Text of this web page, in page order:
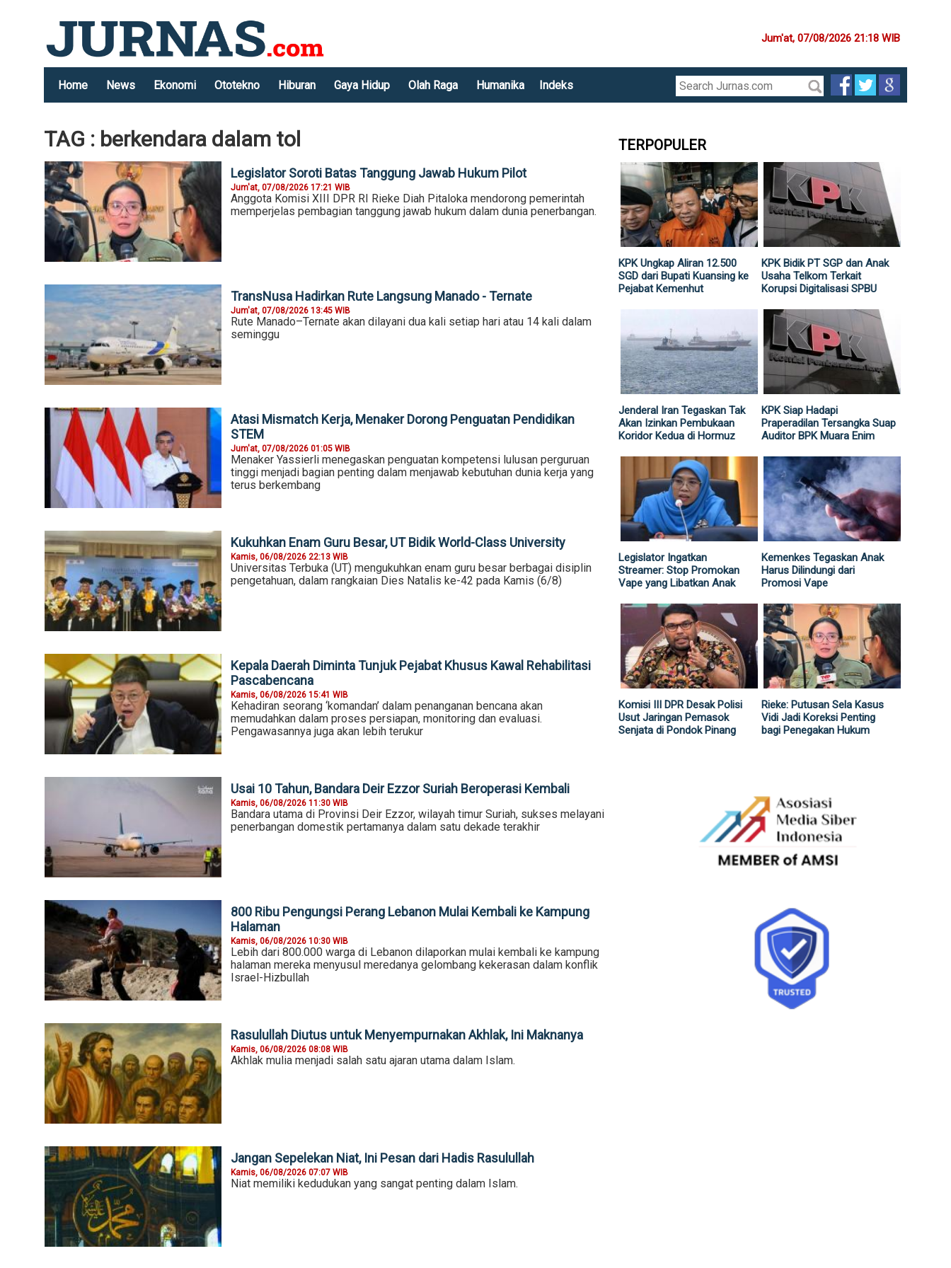
Jum'at, 07/08/2026 21:18 WIB
Home News Ekonomi Ototekno Hiburan Gaya Hidup Olah Raga Humanika Indeks
TAG : berkendara dalam tol
Legislator Soroti Batas Tanggung Jawab Hukum Pilot
Jum'at, 07/08/2026 17:21 WIB
Anggota Komisi XIII DPR RI Rieke Diah Pitaloka mendorong pemerintah
memperjelas pembagian tanggung jawab hukum dalam dunia penerbangan.
TransNusa Hadirkan Rute Langsung Manado - Ternate
Jum'at, 07/08/2026 13:45 WIB
Rute Manado–Ternate akan dilayani dua kali setiap hari atau 14 kali dalam
seminggu
Atasi Mismatch Kerja, Menaker Dorong Penguatan Pendidikan
STEM
Jum'at, 07/08/2026 01:05 WIB
Menaker Yassierli menegaskan penguatan kompetensi lulusan perguruan
tinggi menjadi bagian penting dalam menjawab kebutuhan dunia kerja yang
terus berkembang
Kukuhkan Enam Guru Besar, UT Bidik World-Class University
Kamis, 06/08/2026 22:13 WIB
Universitas Terbuka (UT) mengukuhkan enam guru besar berbagai disiplin
pengetahuan, dalam rangkaian Dies Natalis ke-42 pada Kamis (6/8)
Kepala Daerah Diminta Tunjuk Pejabat Khusus Kawal Rehabilitasi
Pascabencana
Kamis, 06/08/2026 15:41 WIB
Kehadiran seorang ‘komandan’ dalam penanganan bencana akan
memudahkan dalam proses persiapan, monitoring dan evaluasi.
Pengawasannya juga akan lebih terukur
Usai 10 Tahun, Bandara Deir Ezzor Suriah Beroperasi Kembali
Kamis, 06/08/2026 11:30 WIB
Bandara utama di Provinsi Deir Ezzor, wilayah timur Suriah, sukses melayani
penerbangan domestik pertamanya dalam satu dekade terakhir
800 Ribu Pengungsi Perang Lebanon Mulai Kembali ke Kampung
Halaman
Kamis, 06/08/2026 10:30 WIB
Lebih dari 800.000 warga di Lebanon dilaporkan mulai kembali ke kampung
halaman mereka menyusul meredanya gelombang kekerasan dalam konflik
Israel-Hizbullah
Rasulullah Diutus untuk Menyempurnakan Akhlak, Ini Maknanya
Kamis, 06/08/2026 08:08 WIB
Akhlak mulia menjadi salah satu ajaran utama dalam Islam.
Jangan Sepelekan Niat, Ini Pesan dari Hadis Rasulullah
Kamis, 06/08/2026 07:07 WIB
Niat memiliki kedudukan yang sangat penting dalam Islam.
TERPOPULER
KPK Ungkap Aliran 12.500
SGD dari Bupati Kuansing ke
Pejabat Kemenhut
KPK Bidik PT SGP dan Anak
Usaha Telkom Terkait
Korupsi Digitalisasi SPBU
Jenderal Iran Tegaskan Tak
Akan Izinkan Pembukaan
Koridor Kedua di Hormuz
KPK Siap Hadapi
Praperadilan Tersangka Suap
Auditor BPK Muara Enim
Legislator Ingatkan
Streamer: Stop Promokan
Vape yang Libatkan Anak
Kemenkes Tegaskan Anak
Harus Dilindungi dari
Promosi Vape
Komisi III DPR Desak Polisi
Usut Jaringan Pemasok
Senjata di Pondok Pinang
Rieke: Putusan Sela Kasus
Vidi Jadi Koreksi Penting
bagi Penegakan Hukum